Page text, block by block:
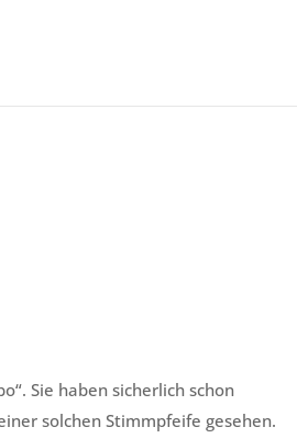
Sie haben sicherlich schon
solchen Stimmpfeife gesehen.